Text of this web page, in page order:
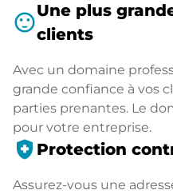
sentiment_satisfiedUne plus
clients
Avec un domaine
grande confiance à vos
parties prenantes. Le
pour votre entreprise.
health_and_safety Protection
Assurez-vous une